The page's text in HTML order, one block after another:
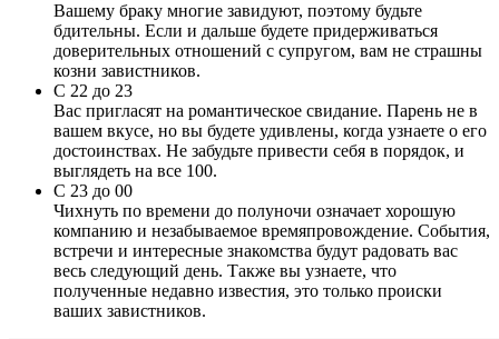
Вашему браку многие завидуют, поэтому будьте
бдительны. Если и дальше будете придерживаться
доверительных отношений с супругом, вам не страшны
козни завистников.
С 22 до 23
Вас пригласят на романтическое свидание. Парень не в
вашем вкусе, но вы будете удивлены, когда узнаете о его
достоинствах. Не забудьте привести себя в порядок, и
выглядеть на все 100.
С 23 до 00
Чихнуть по времени до полуночи означает хорошую
компанию и незабываемое времяпровождение. События,
встречи и интересные знакомства будут радовать вас
весь следующий день. Также вы узнаете, что
полученные недавно известия, это только происки
ваших завистников.